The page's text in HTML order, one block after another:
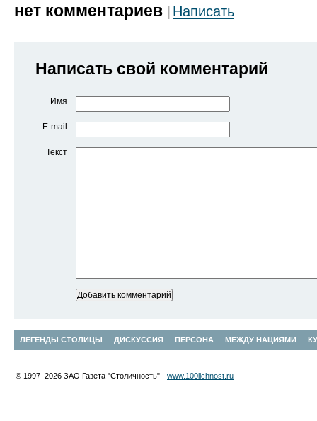
нет комментариев Написать
Написать свой комментарий
Имя
E-mail
Текст
ЛЕГЕНДЫ СТОЛИЦЫ ДИСКУССИЯ ПЕРСОНА МЕЖДУ НАЦИЯМИ
© 1997–2026 ЗАО Газета "Столичность" - www.100lichnost.ru